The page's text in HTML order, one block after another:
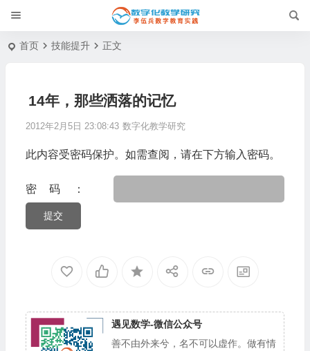
首页 技能提升 正文
14年，那些洒落的记忆
2012年2月5日 23:08:43 数字化教学研究
此内容受密码保护。如需查阅，请在下方输入密码。
密码：
遇见数学-微信公众号
善不由外来兮，名不可以虚作。做有情